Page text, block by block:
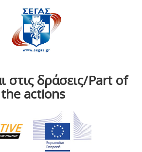
στις δράσεις/Part of
the actions